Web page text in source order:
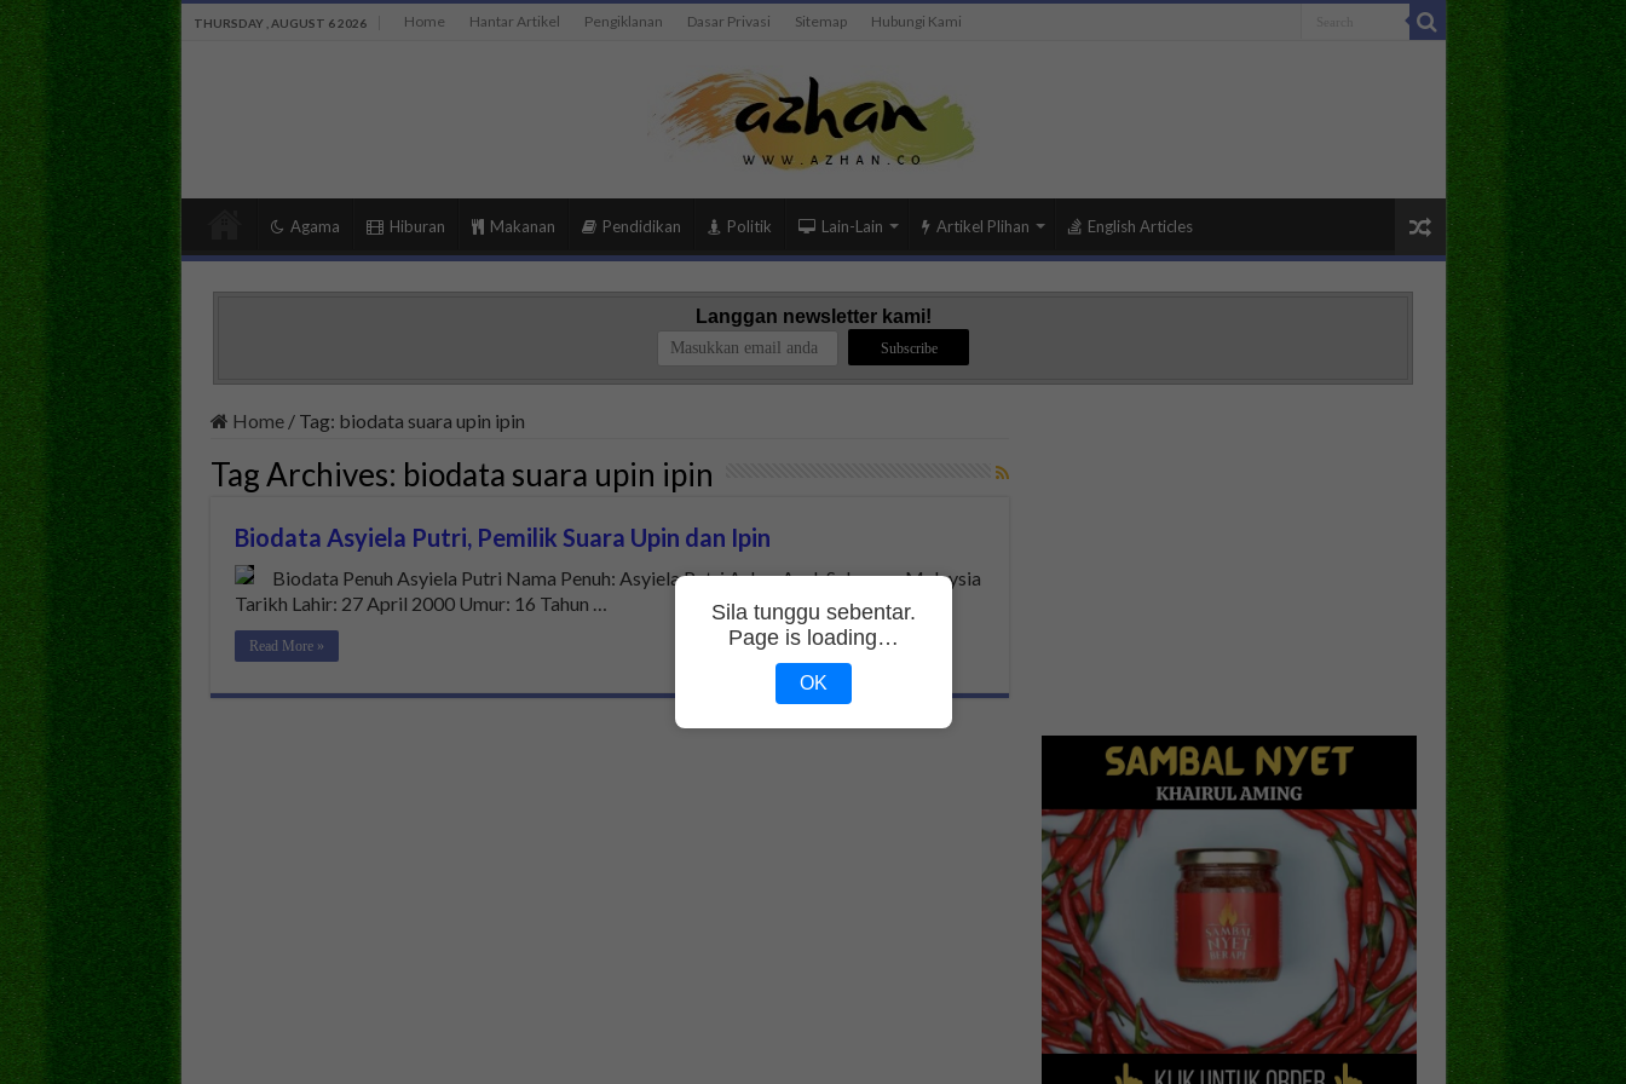
THURSDAY , AUGUST 6 2026 Home Hantar Artikel Pengiklanan Dasar Privasi Sitemap Hubungi Kami
Agama Hiburan Makanan Pendidikan Politik Lain-Lain Artikel Plihan English Articles
Langgan newsletter kami!
Home / Tag: biodata suara upin ipin
Tag Archives: biodata suara upin ipin
Biodata Asyiela Putri, Pemilik Suara Upin dan Ipin
Biodata Penuh Asyiela Putri Nama Penuh: Asyiela Putri Azhar Asal: Selangor, Malaysia
Tarikh Lahir: 27 April 2000 Umur: 16 Tahun …
Read More »
Sila tunggu sebentar.
Page is loading…
OK